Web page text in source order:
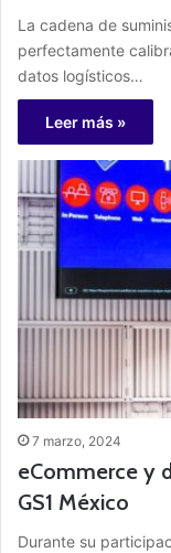
La cadena de
perfectamente
datos logísticos…
Leer más »
7 marzo, 2024
eCommerce y
GS1 México
Durante su